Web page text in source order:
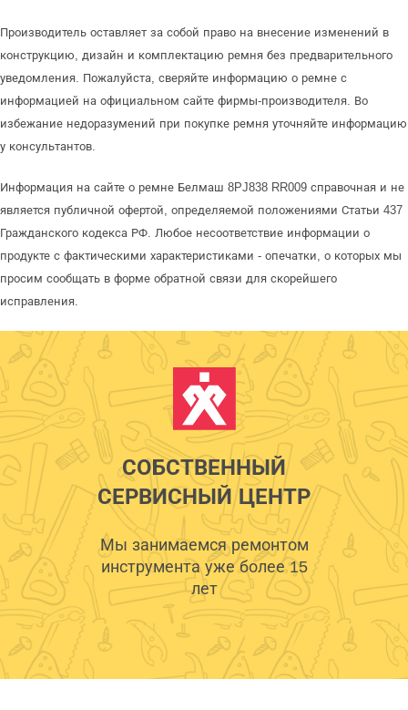
Производитель оставляет за собой право на внесение изменений в
конструкцию, дизайн и комплектацию ремня без предварительного
уведомления. Пожалуйста, сверяйте информацию о ремне с
информацией на официальном сайте фирмы-производителя. Во
избежание недоразумений при покупке ремня уточняйте информацию
у консультантов.
Информация на сайте о ремне Белмаш 8PJ838 RR009 справочная и не
является публичной офертой, определяемой положениями Статьи 437
Гражданского кодекса РФ. Любое несоответствие информации о
продукте с фактическими характеристиками - опечатки, о которых мы
просим сообщать в форме обратной связи для скорейшего
исправления.
СОБСТВЕННЫЙ
СЕРВИСНЫЙ ЦЕНТР
Мы занимаемся ремонтом
инструмента уже более 15
лет